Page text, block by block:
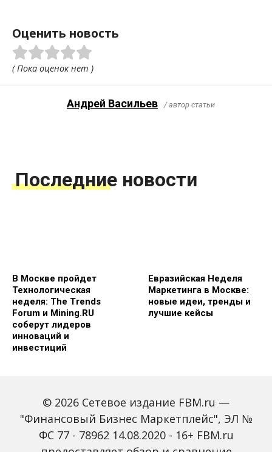
Оценить новость
( Пока оценок нет )
Андрей Васильев / автор статьи
Последние новости
В Москве пройдет
Технологическая
неделя: The Trends
Forum и Mining.RU
соберут лидеров
инноваций и
инвестиций
Евразийская Неделя
Маркетинга в Москве:
новые идеи, тренды и
лучшие кейсы
© 2026 Сетевое издание FBM.ru —
"Финансовый Бизнес Маркетплейс", ЭЛ №
ФС 77 - 78962 14.08.2020 - 16+ FBM.ru